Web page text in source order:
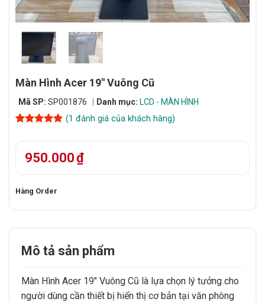
Màn Hình Acer 19″ Vuông Cũ
Mã SP: SP001876 Danh mục: LCD - MÀN HÌNH
dựa trên
đánh giá
(1 đánh giá của khách hàng)
950.000₫
Hàng Order
Mô tả sản phẩm
Màn Hình Acer 19″ Vuông Cũ là lựa chọn lý tưởng cho
người dùng cần thiết bị hiển thị cơ bản tại văn phòng